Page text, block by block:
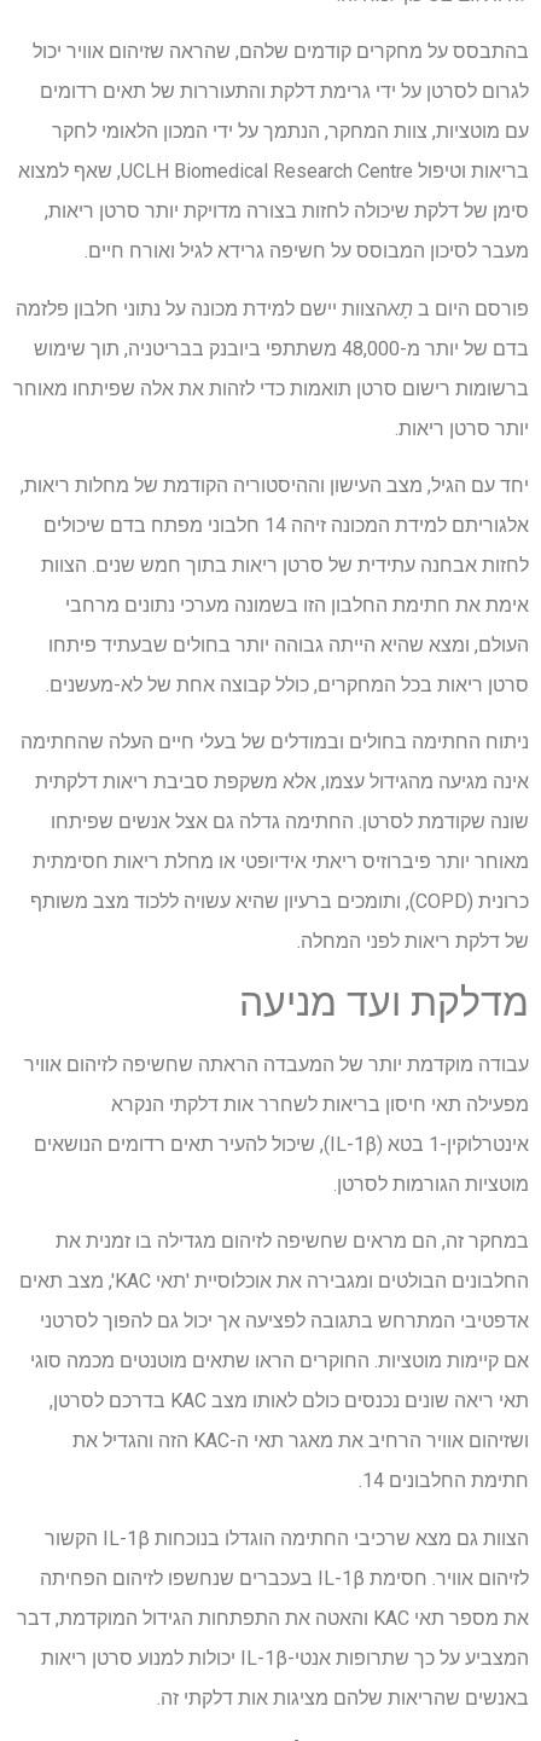
בהתבסס על מחקרים קודמים שלהם, שהראה שזיהום אוויר יכול
לגרום לסרטן על ידי גרימת דלקת והתעוררות של תאים רדומים
עם מוטציות, צוות המחקר, הנתמך על ידי המכון הלאומי לחקר
בריאות וטיפול UCLH Biomedical Research Centre, שאף למצוא
סימן של דלקת שיכולה לחזות בצורה מדויקת יותר סרטן ריאות,
מעבר לסיכון המבוסס על חשיפה גרידא לגיל ואורח חיים.
פורסם היום ב תָאהצוות יישם למידת מכונה על נתוני חלבון פלזמה
בדם של יותר מ-48,000 משתתפי ביובנק בבריטניה, תוך שימוש
ברשומות רישום סרטן תואמות כדי לזהות את אלה שפיתחו מאוחר
יותר סרטן ריאות.
יחד עם הגיל, מצב העישון וההיסטוריה הקודמת של מחלות ריאות,
אלגוריתם למידת המכונה זיהה 14 חלבוני מפתח בדם שיכולים
לחזות אבחנה עתידית של סרטן ריאות בתוך חמש שנים. הצוות
אימת את חתימת החלבון הזו בשמונה מערכי נתונים מרחבי
העולם, ומצא שהיא הייתה גבוהה יותר בחולים שבעתיד פיתחו
סרטן ריאות בכל המחקרים, כולל קבוצה אחת של לא-מעשנים.
ניתוח החתימה בחולים ובמודלים של בעלי חיים העלה שהחתימה
אינה מגיעה מהגידול עצמו, אלא משקפת סביבת ריאות דלקתית
שונה שקודמת לסרטן. החתימה גדלה גם אצל אנשים שפיתחו
מאוחר יותר פיברוזיס ריאתי אידיופטי או מחלת ריאות חסימתית
כרונית (COPD), ותומכים ברעיון שהיא עשויה ללכוד מצב משותף
של דלקת ריאות לפני המחלה.
מדלקת ועד מניעה
עבודה מוקדמת יותר של המעבדה הראתה שחשיפה לזיהום אוויר
מפעילה תאי חיסון בריאות לשחרר אות דלקתי הנקרא
אינטרלוקין-1 בטא (IL-1β), שיכול להעיר תאים רדומים הנושאים
מוטציות הגורמות לסרטן.
במחקר זה, הם מראים שחשיפה לזיהום מגדילה בו זמנית את
החלבונים הבולטים ומגבירה את אוכלוסיית 'תאי KAC', מצב תאים
אדפטיבי המתרחש בתגובה לפציעה אך יכול גם להפוך לסרטני
אם קיימות מוטציות. החוקרים הראו שתאים מוטנטים מכמה סוגי
תאי ריאה שונים נכנסים כולם לאותו מצב KAC בדרכם לסרטן,
ושזיהום אוויר הרחיב את מאגר תאי ה-KAC הזה והגדיל את
חתימת החלבונים 14.
הצוות גם מצא שרכיבי החתימה הוגדלו בנוכחות IL-1β הקשור
לזיהום אוויר. חסימת IL-1β בעכברים שנחשפו לזיהום הפחיתה
את מספר תאי KAC והאטה את התפתחות הגידול המוקדמת, דבר
המצביע על כך שתרופות אנטי-IL-1β יכולות למנוע סרטן ריאות
באנשים שהריאות שלהם מציגות אות דלקתי זה.